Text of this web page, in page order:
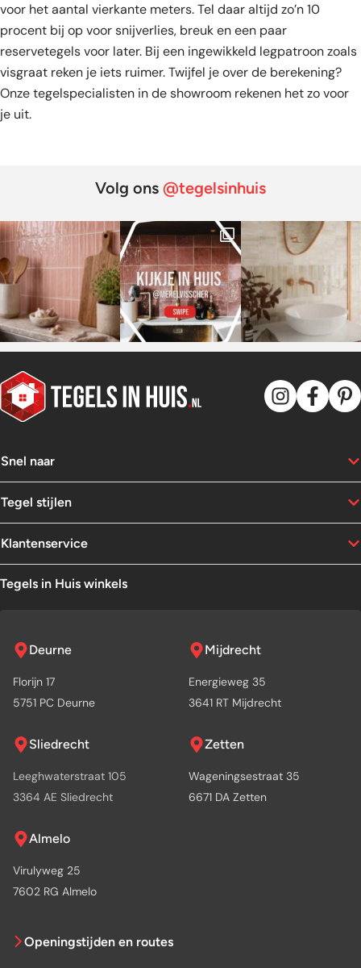
voor het aantal vierkante meters. Tel daar altijd zo’n 10
procent bij op voor snijverlies, breuk en een paar
reservetegels voor later. Bij een ingewikkeld legpatroon zoals
visgraat reken je iets ruimer. Twijfel je over de berekening?
Onze tegelspecialisten in de showroom rekenen het zo voor
je uit.
Volg ons @tegelsinhuis
Snel naar
Tegel stijlen
Klantenservice
Tegels in Huis winkels
Deurne
Florijn 17
5751 PC Deurne
Mijdrecht
Energieweg 35
3641 RT Mijdrecht
Sliedrecht
Leeghwaterstraat 105
3364 AE Sliedrecht
Zetten
Wageningsestraat 35
6671 DA Zetten
Almelo
Virulyweg 25
7602 RG Almelo
Openingstijden en routes